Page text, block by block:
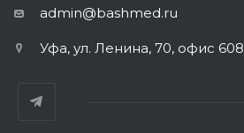
admin@bashmed.ru
Уфа, ул. Ленина, 70, офис 608